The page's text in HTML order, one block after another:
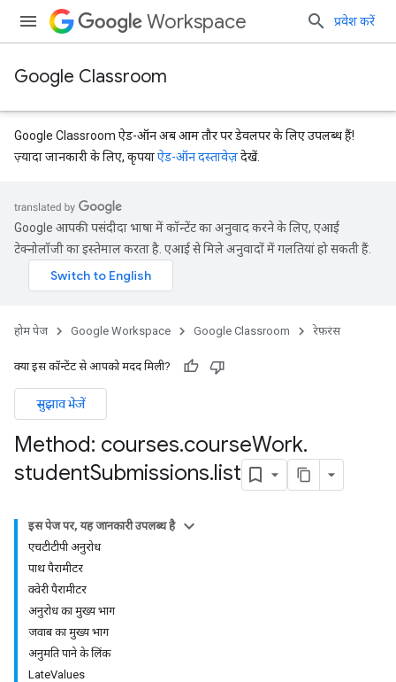
Workspace प्रवेश करें
Google Classroom
Google Classroom ऐड-ऑन अब आम तौर पर डेवलपर के लिए उपलब्ध हैं!
ज़्यादा जानकारी के लिए, कृपयाऐड-ऑन दस्तावेज़देखें.
Google आपकी पसंदीदा भाषा में कॉन्टेंट का अनुवाद करने के लिए, एआई
टेक्नोलॉजी का इस्तेमाल करता है. एआई से मिले अनुवादों में गलतियां हो सकती हैं.
होम पेज Google Workspace Google Classroom रेफ़रंस
क्या इस कॉन्टेंट से आपको मदद मिली?
सुझाव भेजें
Method: courses.courseWork.
studentSubmissions.list
इस पेज पर, यह जानकारी उपलब्ध है
एचटीटीपी अनुरोध
पाथ पैरामीटर
क्वेरी पैरामीटर
अनुरोध का मुख्य भाग
जवाब का मुख्य भाग
अनुमति पाने के लिंक
LateValues